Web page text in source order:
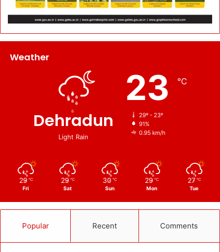
Weather
Dehradun
Light Rain
23 ℃
29º - 23º
91%
0.95 km/h
29 ℃
Fri
29 ℃
Sat
30 ℃
Sun
29 ℃
Mon
27 ℃
Tue
Popular Recent Comments